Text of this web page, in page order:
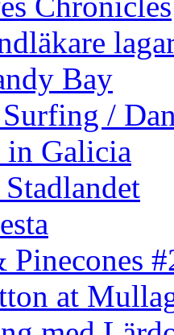
Bay
/
in Galicia
Pinecones
at